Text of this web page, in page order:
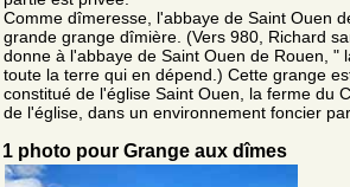
Comme dîmeresse, l'abbaye de Saint Ouen
grande grange dîmière. (Vers 980, Richard
donne à l'abbaye de Saint Ouen de Rouen, "
toute la terre qui en dépend.) Cette grange
constitué de l'église Saint Ouen, la ferme du
de l'église, dans un environnement foncier
1 photo pour Grange aux dîmes